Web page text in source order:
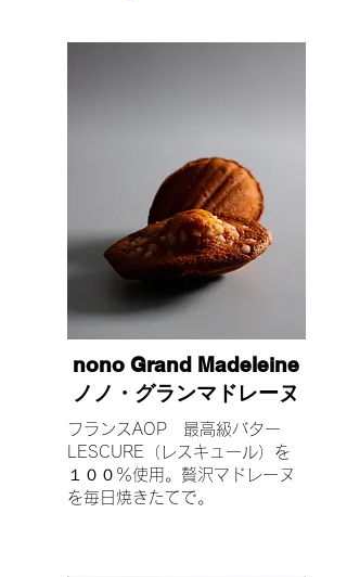
nono Grand Madeleine
ノノ・グランマドレーヌ
フランスAOP 最高級バター
LESCURE（レスキュール）を
１００％使用。贅沢マドレーヌ
を毎日焼きたてで。